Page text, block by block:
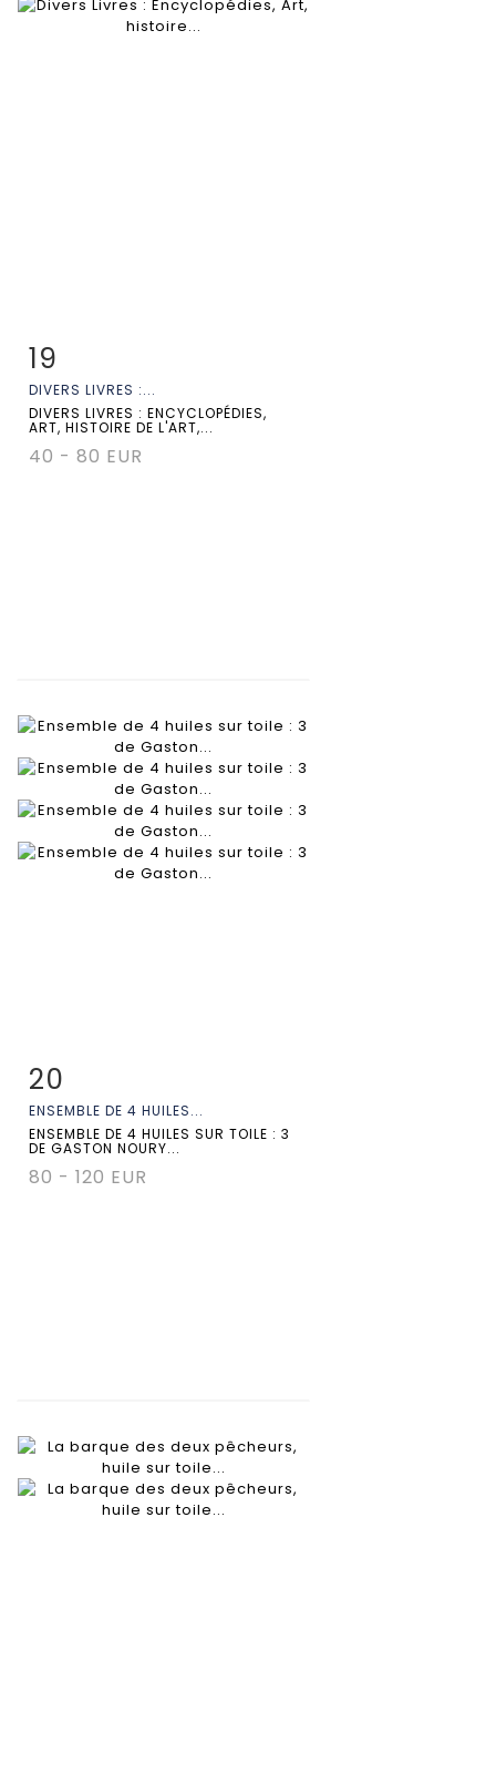
Fiche détaillée
19
DIVERS LIVRES :...
DIVERS LIVRES : ENCYCLOPÉDIES,
ART, HISTOIRE DE L'ART,...
40 - 80 EUR
Fiche détaillée
20
ENSEMBLE DE 4 HUILES...
ENSEMBLE DE 4 HUILES SUR TOILE : 3
DE GASTON NOURY...
80 - 120 EUR